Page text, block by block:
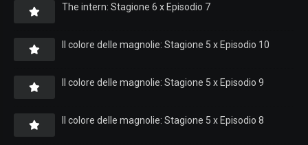
The intern: Stagione 6 x Episodio 7
Il colore delle magnolie: Stagione 5 x Episodio 10
Il colore delle magnolie: Stagione 5 x Episodio 9
Il colore delle magnolie: Stagione 5 x Episodio 8